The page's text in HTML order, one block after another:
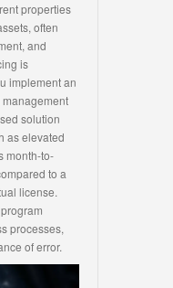
properties
often
and
is
implement an
solution
as elevated
month-to-
to a
license.
processes,
of error.